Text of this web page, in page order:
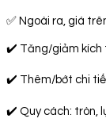
✅ Ngoài ra, giá
✔️ Tăng/giảm kích
✔️ Thêm/bớt chi
✔️ Quy cách: tròn,